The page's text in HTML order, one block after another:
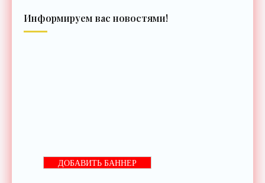
Информируем вас новостями!
ДОБАВИТЬ БАННЕР